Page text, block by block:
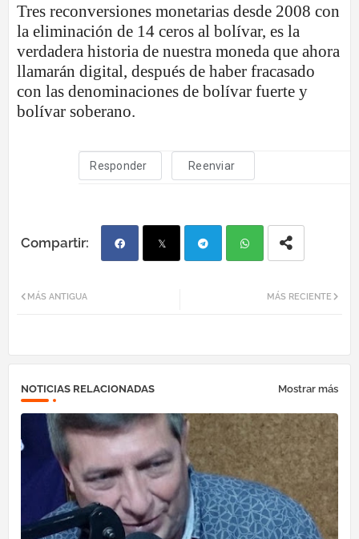
Tres reconversiones monetarias desde 2008 con
la eliminación de 14 ceros al bolívar, es la
verdadera historia de nuestra moneda que ahora
llamarán digital, después de haber fracasado
con las denominaciones de bolívar fuerte y
bolívar soberano.
Responder Reenviar
MÁS RECIENTE
MÁS ANTIGUA
NOTICIAS RELACIONADAS Mostrar más